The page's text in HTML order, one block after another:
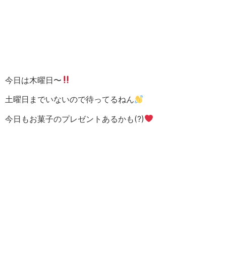
今日は木曜日〜
土曜日までいないので待ってるねん
今日もお菓子のプレゼントあるかも(?)